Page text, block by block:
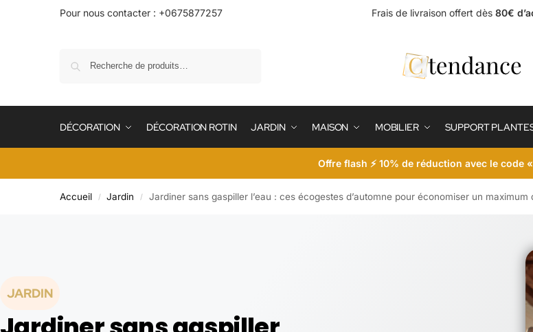
Pour nous contacter : +0675877257 Frais de livraison offert dès 80€
DÉCORATION DÉCORATION ROTIN JARDIN MAISON MOBILIER SUPPORT
Offre flash ⚡ 10% de réduction avec le code
Accueil / Jardin / Jardiner sans gaspiller l’eau : ces écogestes d’automne pour économiser un maximum
JARDIN